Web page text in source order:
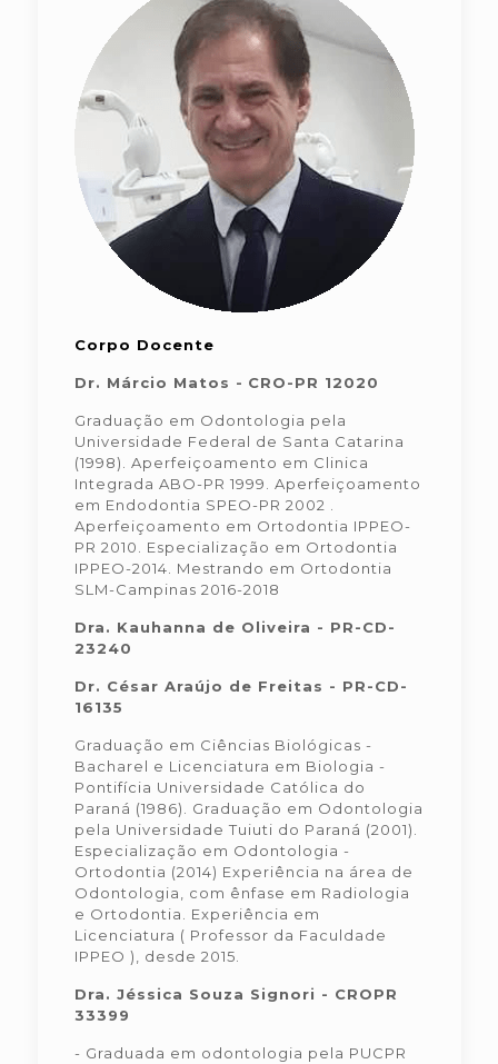
Corpo Docente
Dr. Márcio Matos - CRO-PR 12020
Graduação em Odontologia pela
Universidade Federal de Santa Catarina
(1998). Aperfeiçoamento em Clinica
Integrada ABO-PR 1999. Aperfeiçoamento
em Endodontia SPEO-PR 2002 .
Aperfeiçoamento em Ortodontia IPPEO-
PR 2010. Especialização em Ortodontia
IPPEO-2014. Mestrando em Ortodontia
SLM-Campinas 2016-2018
Dra. Kauhanna de Oliveira - PR-CD-
23240
Dr. César Araújo de Freitas - PR-CD-
16135
Graduação em Ciências Biológicas -
Bacharel e Licenciatura em Biologia -
Pontifícia Universidade Católica do
Paraná (1986). Graduação em Odontologia
pela Universidade Tuiuti do Paraná (2001).
Especialização em Odontologia -
Ortodontia (2014) Experiência na área de
Odontologia, com ênfase em Radiologia
e Ortodontia. Experiência em
Licenciatura ( Professor da Faculdade
IPPEO ), desde 2015.
Dra. Jéssica Souza Signori - CROPR
33399
- Graduada em odontologia pela PUCPR